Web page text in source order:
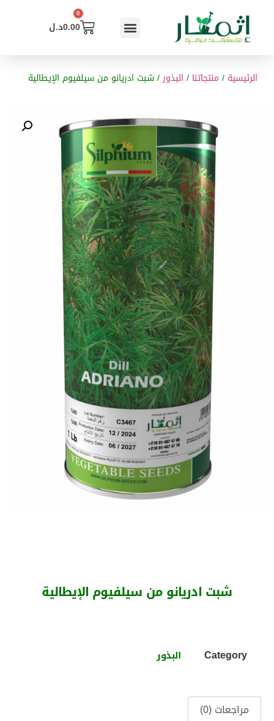
0.00د.ل
0
الرئيسية / منتجاتنا / البذور/ شبت ادريانو من سيلفيوم الإيطالية
شبت ادريانو من سيلفيوم الإيطالية
Category البذور
مراجعات (0)